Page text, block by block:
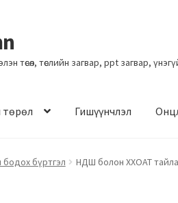
төсөл, төслийн загвар, ppt загвар,
Гишүүнчлэл
бодох бүртгэл НДШ болон ХХОАТ